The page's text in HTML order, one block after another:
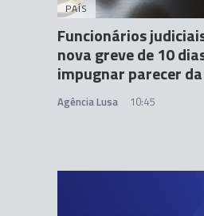
PAÍS
Funcionários
nova greve de 10
impugnar parecer da
Agência Lusa 10:45